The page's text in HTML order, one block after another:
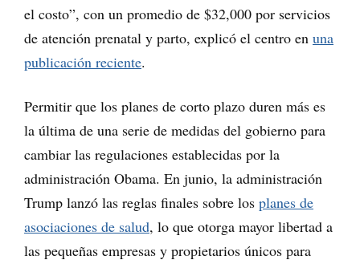
el costo”, con un promedio de $32,000 por servicios
de atención prenatal y parto, explicó el centro en una
publicación reciente.
Permitir que los planes de corto plazo duren más es
la última de una serie de medidas del gobierno para
cambiar las regulaciones establecidas por la
administración Obama. En junio, la administración
Trump lanzó las reglas finales sobre los planes de
asociaciones de salud, lo que otorga mayor libertad a
las pequeñas empresas y propietarios únicos para